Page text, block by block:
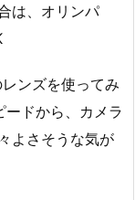
は、オリンパ
ンズを使ってみ
ードから、カメラ
よさそうな気が